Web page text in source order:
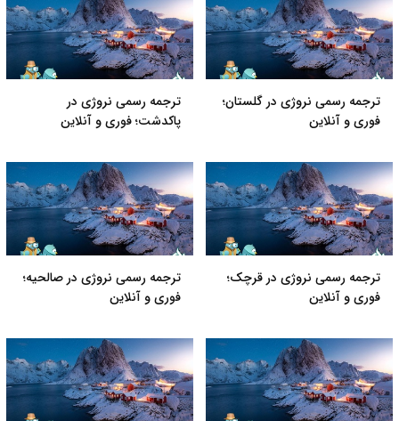
ترجمه رسمی نروژی در گلستان؛
فوری و آنلاین
ترجمه رسمی نروژی در
پاکدشت؛ فوری و آنلاین
ترجمه رسمی نروژی در قرچک؛
فوری و آنلاین
ترجمه رسمی نروژی در صالحیه؛
فوری و آنلاین